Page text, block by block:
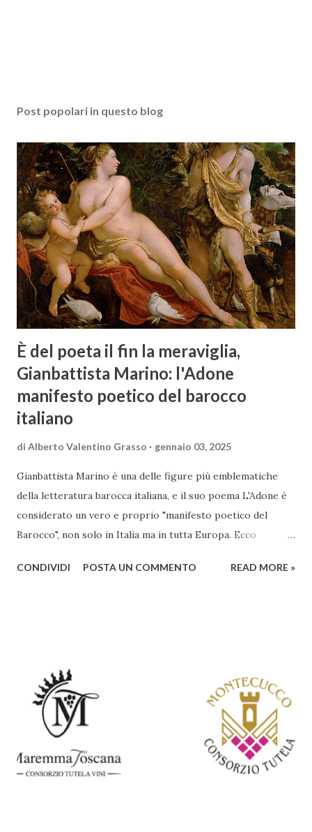
Post popolari in questo blog
È del poeta il fin la meraviglia,
Gianbattista Marino: l'Adone
manifesto poetico del barocco
italiano
di Alberto Valentino Grasso gennaio 03, 2025
Gianbattista Marino è una delle figure più emblematiche
della letteratura barocca italiana, e il suo poema L'Adone è
considerato un vero e proprio "manifesto poetico del
Barocco", non solo in Italia ma in tutta Europa. Ecco
rendono un'opera fondamentale per il periodo. Marino fu
abbracciando invece i principi del Barocco: l'arte come
meraviglia, l'ostentazione della tecnica e la ricerca del
sorprendente. Marino visse in un'epoca di grandi
cambiamenti culturali e sociali, e la sua opera riflette questa
complessità. L'Adone è un poema epico-mitologico in 20
canti, composto da oltre 40.000 versi. Narra la storia
CONDIVIDI POSTA UN COMMENTO READ MORE »